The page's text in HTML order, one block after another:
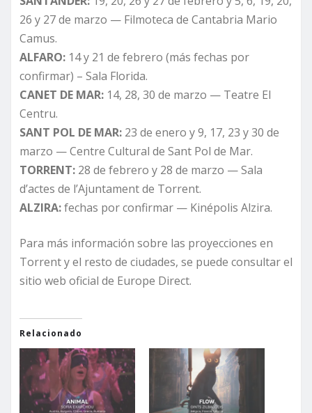
26 y 27 de marzo — Filmoteca de Cantabria Mario
Camus.
ALFARO: 14 y 21 de febrero (más fechas por
confirmar) – Sala Florida.
CANET DE MAR: 14, 28, 30 de marzo — Teatre El
Centru.
SANT POL DE MAR: 23 de enero y 9, 17, 23 y 30 de
marzo — Centre Cultural de Sant Pol de Mar.
TORRENT: 28 de febrero y 28 de marzo — Sala
d’actes de l’Ajuntament de Torrent.
ALZIRA:fechas por confirmar — Kinépolis Alzira.
Para más información sobre las proyecciones en
Torrent y el resto de ciudades, se puede consultar el
sitio web oficial de Europe Direct.
Relacionado